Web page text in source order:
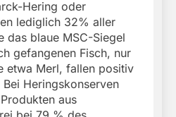
Hering oder
lediglich 32% aller
das blaue MSC-Siegel
gefangenen Fisch, nur
etwa Merl, fallen positiv
Heringskonserven
aus